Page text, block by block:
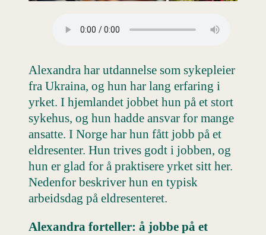
Alexandra har utdannelse som sykepleier
fra Ukraina, og hun har lang erfaring i
yrket. I hjemlandet jobbet hun på et stort
sykehus, og hun hadde ansvar for mange
ansatte. I Norge har hun fått jobb på et
eldresenter. Hun trives godt i jobben, og
hun er glad for å praktisere yrket sitt her.
Nedenfor beskriver hun en typisk
arbeidsdag på eldresenteret.
Alexandra forteller: å jobbe på et